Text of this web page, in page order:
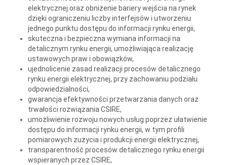
elektrycznej oraz obniżenie bariery wejścia na rynek
dzięki ograniczeniu liczby interfejsów i utworzeniu
jednego punktu dostępu do informacji rynku energii,
skuteczna i bezpieczna wymiana informacji na
detalicznym rynku energii, umożliwiająca realizację
ustawowych praw i obowiązków,
ujednolicenie zasad realizacji procesów detalicznego
rynku energii elektrycznej, przy zachowaniu podziału
odpowiedzialności,
gwarancja efektywności przetwarzania danych oraz
trwałości rozwiązania CSIRE,
umożliwienie rozwoju nowych usług poprzez ułatwienie
dostępu do informacji rynku energii, w tym profili
pomiarowych zużycia i produkcji energii elektrycznej,
transparentność procesów detalicznego rynku energii
wspieranych przez CSIRE,